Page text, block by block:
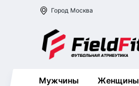
Город Москва
Мужчины Женщины